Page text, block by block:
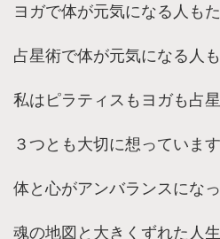
ヨガで体が元気になる人もた
占星術で体が元気になる人も
私はピラティスもヨガも占
３つとも大切に想っています
体と心がアンバランスにな
魂の地図と大きくずれた人